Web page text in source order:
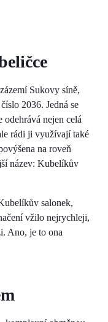
Sukovy síně,
2036. Jedná se
odehrává nejen celá
rádi ji využívají také
na roveň
název: Kubelíkův
salonek,
vžilo nejrychleji,
Ano, je to ona